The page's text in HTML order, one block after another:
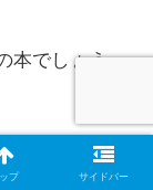
本でしょう
教えている１
プ サイドバー